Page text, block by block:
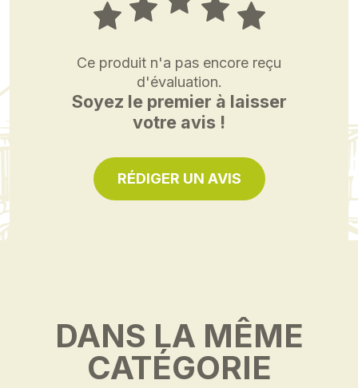
Ce produit n'a pas encore reçu
d'évaluation.
Soyez le premier à laisser
votre avis !
RÉDIGER UN AVIS
DANS LA MÊME
CATÉGORIE